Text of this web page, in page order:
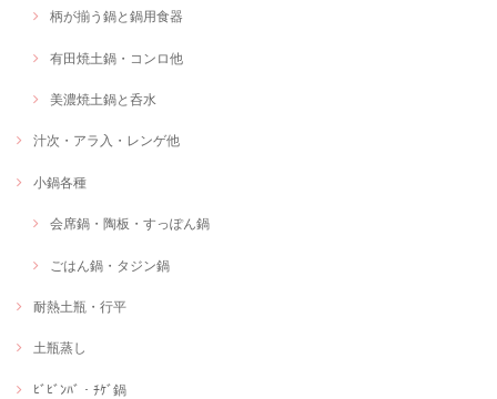
柄が揃う鍋と鍋用食器
有田焼土鍋・コンロ他
美濃焼土鍋と呑水
汁次・アラ入・レンゲ他
小鍋各種
会席鍋・陶板・すっぽん鍋
ごはん鍋・タジン鍋
耐熱土瓶・行平
土瓶蒸し
ﾋﾞﾋﾞﾝﾊﾞ・ﾁｹﾞ鍋